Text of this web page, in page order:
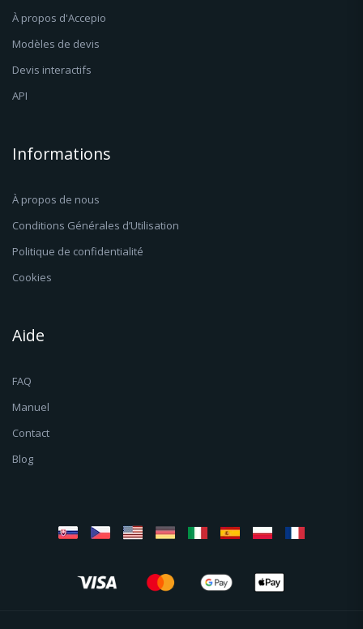
À propos d'Accepio
Modèles de devis
Devis interactifs
API
Informations
À propos de nous
Conditions Générales d’Utilisation
Politique de confidentialité
Cookies
Aide
FAQ
Manuel
Contact
Blog